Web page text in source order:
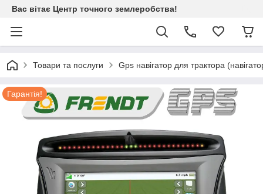
Вас вітає Центр точного землеробства!
Товари та послуги Gps навігатор для трактора
Гарантія!